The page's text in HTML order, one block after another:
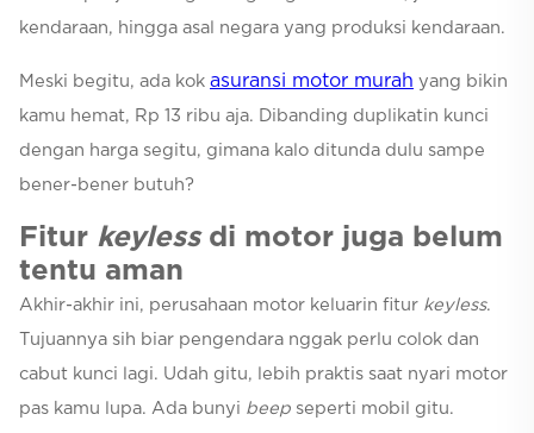
kendaraan, hingga asal negara yang produksi kendaraan.
Meski begitu, ada kok asuransi motor murah yang bikin
kamu hemat, Rp 13 ribu aja. Dibanding duplikatin kunci
dengan harga segitu, gimana kalo ditunda dulu sampe
bener-bener butuh?
Fitur keylessdi motor juga belum
tentu aman
Akhir-akhir ini, perusahaan motor keluarin fitur keyless.
Tujuannya sih biar pengendara nggak perlu colok dan
cabut kunci lagi. Udah gitu, lebih praktis saat nyari motor
pas kamu lupa. Ada bunyi beep seperti mobil gitu.